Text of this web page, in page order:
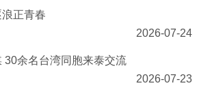
正青春
2026-07-24
30余名台湾同胞来泰交流
2026-07-23